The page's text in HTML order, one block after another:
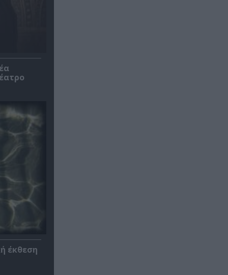
έκθεση